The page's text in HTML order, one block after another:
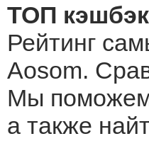
ТОП
Рейтинг
Aosom.
Мы поможем
а также